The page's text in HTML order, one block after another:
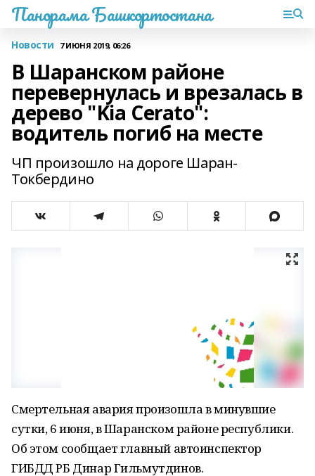
Панорама Башкортостана
Новости 7 ИЮНЯ 2019, 06:26
В Шаранском районе
перевернулась и врезалась в
дерево "Kia Cerato":
водитель погиб на месте
ЧП произошло на дороге Шаран-
Токбердино
Смертельная авария произошла в минувшие
сутки, 6 июня, в Шаранском районе республики.
Об этом сообщает главный автоинспектор
ГИБДД РБ Динар Гильмутдинов.